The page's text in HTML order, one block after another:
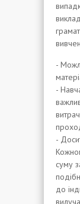
-
-
-
суму
до